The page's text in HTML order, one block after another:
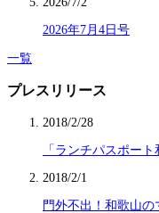
2026年7月4日号
一覧
プレスリリース
2018/2/28
「ランチパスポー
2018/2/1
門外不出！和歌山